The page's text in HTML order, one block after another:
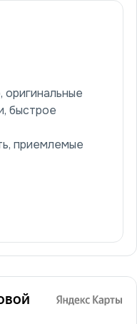
оригинальные
быстрое
приемлемые